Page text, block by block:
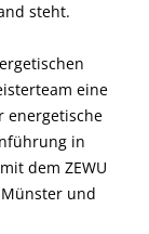
steht.
eine
energetische
in
dem ZEWU
und